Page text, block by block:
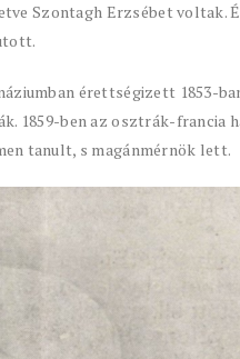
Szontagh Erzsébet voltak.
érettségizett 1853-
1859-ben az osztrák-
tanult, s magánmérnök lett.